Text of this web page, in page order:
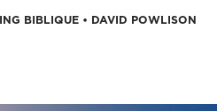
BIBLIQUE • DAVID POWLISON